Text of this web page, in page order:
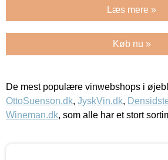
Læs mere »
Køb nu »
De mest populære vinwebshops i
OttoSuenson.dk, JyskVin.dk,
Wineman.dk, som alle har et stort